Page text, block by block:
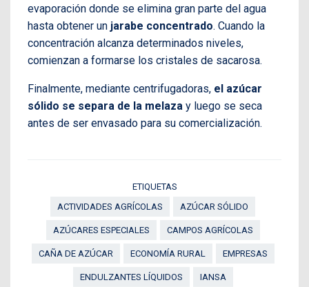
evaporación donde se elimina gran parte del agua
hasta obtener un jarabe concentrado. Cuando la
concentración alcanza determinados niveles,
comienzan a formarse los cristales de sacarosa.
Finalmente, mediante centrifugadoras, el azúcar
sólido se separa de la melaza y luego se seca
antes de ser envasado para su comercialización.
ETIQUETAS
ACTIVIDADES AGRÍCOLAS
AZÚCAR SÓLIDO
AZÚCARES ESPECIALES CAMPOS AGRÍCOLAS
CAÑA DE AZÚCAR ECONOMÍA RURAL EMPRESAS
ENDULZANTES LÍQUIDOS IANSA